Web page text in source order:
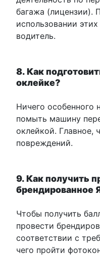
багажа (лицензии).
использовании
водитель.
8. Как
оклейке?
Ничего особенного
помыть машину
оклейкой. Главное,
повреждений.
9. Как получить
брендированное
Чтобы получить
провести
соответствии с
чего пройти